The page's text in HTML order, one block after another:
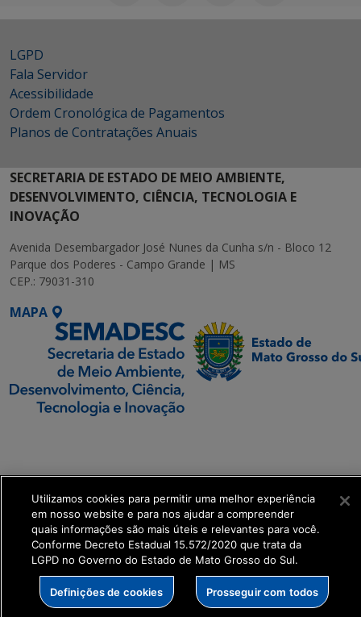
LGPD
Fala Servidor
Acessibilidade
Ordem Cronológica de Pagamentos
Planos de Contratações Anuais
SECRETARIA DE ESTADO DE MEIO AMBIENTE,
DESENVOLVIMENTO, CIÊNCIA, TECNOLOGIA E
INOVAÇÃO
Avenida Desembargador José Nunes da Cunha s/n - Bloco 12
Parque dos Poderes - Campo Grande | MS
CEP.: 79031-310
MAPA
Transformação Digital
get_footer();
Utilizamos cookies para permitir uma melhor experiência
em nosso website e para nos ajudar a compreender
quais informações são mais úteis e relevantes para você.
Conforme Decreto Estadual 15.572/2020 que trata da
LGPD no Governo do Estado de Mato Grosso do Sul.
Definições de cookies Prosseguir com todos